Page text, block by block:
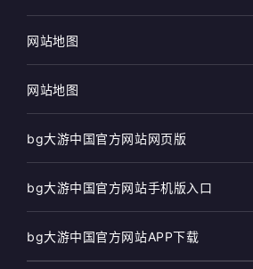
网站地图
网站地图
bg大游中国官方网站网页版
bg大游中国官方网站手机版入口
bg大游中国官方网站APP下载